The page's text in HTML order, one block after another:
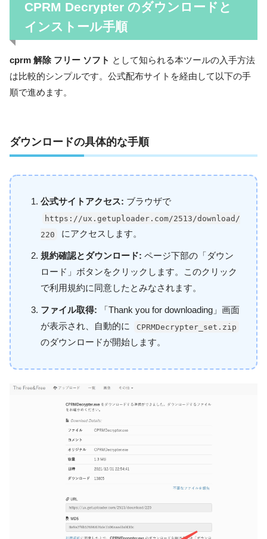
CPRM Decrypterのダウンロードと
インストール手順
cprm 解除 フリー ソフト として知られる本ツールの入手方法
は比較的シンプルです。公式配布サイトを経由して以下の手
順で進めます。
ダウンロードの具体的な手順
公式サイトアクセス: ブラウザで
https://ux.getuploader.com/2513/download/
220
にアクセスします。
規約確認とダウンロード: ページ下部の「ダウン
ロード」ボタンをクリックします。このクリック
で利用規約に同意したとみなされます。
ファイル取得: 「Thank you for downloading」画面
が表示され、自動的に
CPRMDecrypter_set.zip
のダウンロードが開始します。